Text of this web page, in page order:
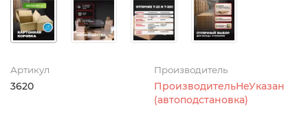
Артикул
3620
Производитель
ПроизводительНеУказан
(автоподстановка)